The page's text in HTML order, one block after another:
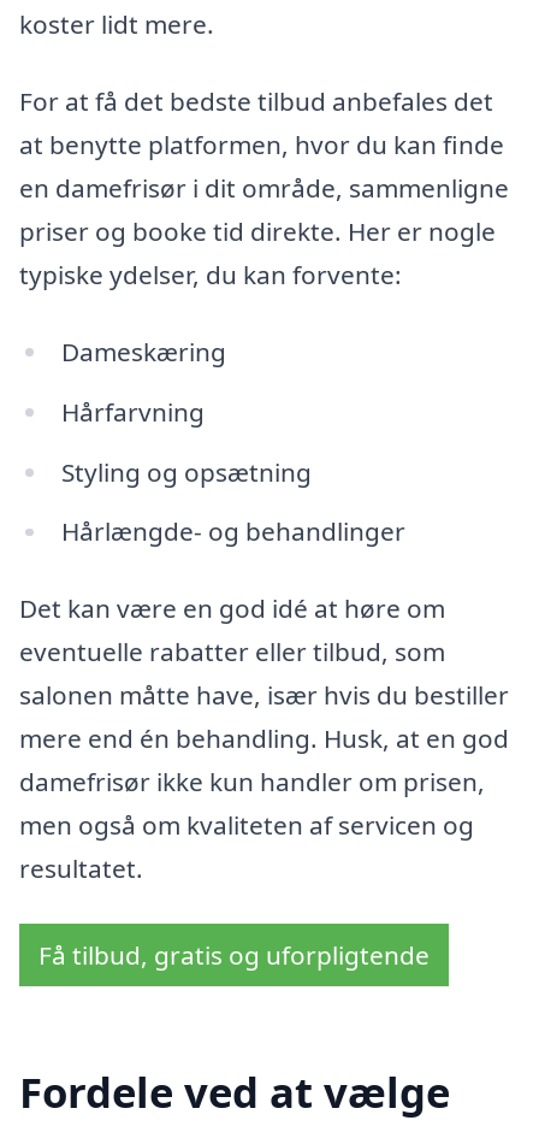
koster lidt mere.
For at få det bedste tilbud anbefales det
at benytte platformen, hvor du kan finde
en damefrisør i dit område, sammenligne
priser og booke tid direkte. Her er nogle
typiske ydelser, du kan forvente:
Dameskæring
Hårfarvning
Styling og opsætning
Hårlængde- og behandlinger
Det kan være en god idé at høre om
eventuelle rabatter eller tilbud, som
salonen måtte have, især hvis du bestiller
mere end én behandling. Husk, at en god
damefrisør ikke kun handler om prisen,
men også om kvaliteten af servicen og
resultatet.
Få tilbud, gratis og uforpligtende
Fordele ved at vælge